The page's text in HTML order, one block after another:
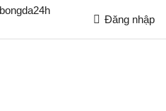
Đăng nhập